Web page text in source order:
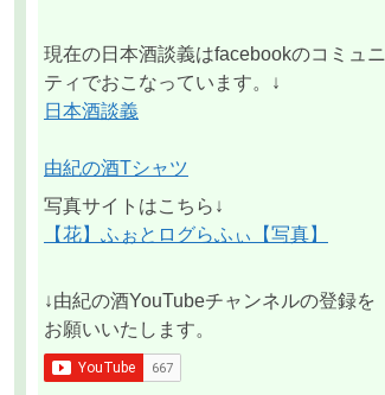
現在の日本酒談義はfacebookのコミュニ
ティでおこなっています。↓
日本酒談義
由紀の酒Tシャツ
写真サイトはこちら↓
【花】ふぉとログらふぃ【写真】
↓由紀の酒YouTubeチャンネルの登録を
お願いいたします。